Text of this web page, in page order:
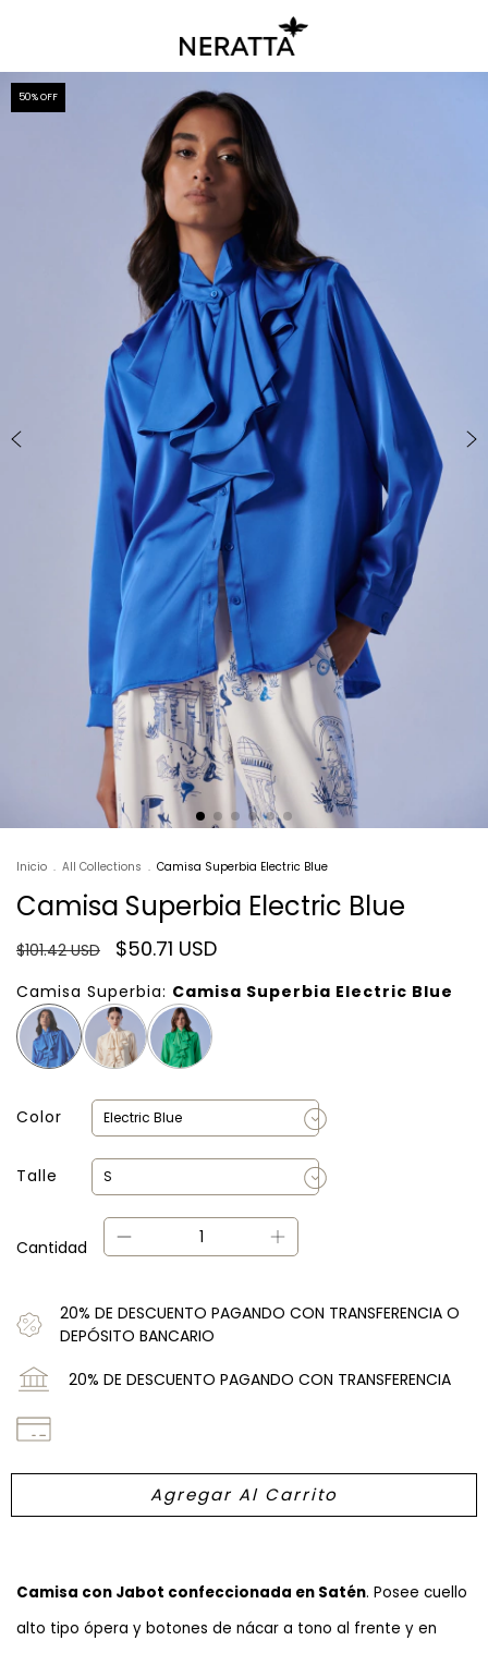
50% OFF
Inicio . All Collections . Camisa Superbia Electric Blue
Camisa Superbia Electric Blue
$101.42 USD $50.71 USD
Camisa Superbia: Camisa Superbia Electric Blue
Color
Talle
Cantidad
20% DE DESCUENTO PAGANDO CON TRANSFERENCIA O
DEPÓSITO BANCARIO
20% DE DESCUENTO PAGANDO CON TRANSFERENCIA
Camisa con Jabot confeccionada en Satén. Posee cuello
alto tipo ópera y botones de nácar a tono al frente y en